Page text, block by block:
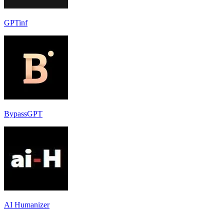
GPTinf
BypassGPT
AI Humanizer